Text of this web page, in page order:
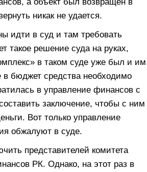
никак не удается.
идти в суд и там требовать
такое решение суда на руках,
в таком суде уже был и им
бюджет средства необходимо
в управление финансов с
заключение, чтобы с ним
Вот только управление
обжалуют в суде.
представителей комитета
РК. Однако, на этот раз в